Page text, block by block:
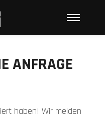
ANFRAGE
haben! Wir melden